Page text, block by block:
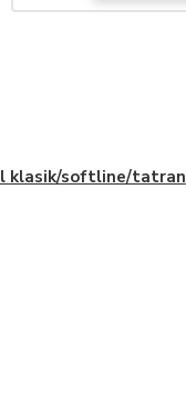
klasik/softline/tatran